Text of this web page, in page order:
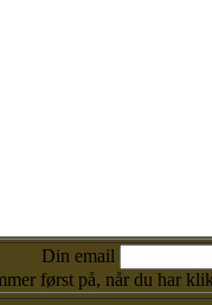
Din email
først på, når du har